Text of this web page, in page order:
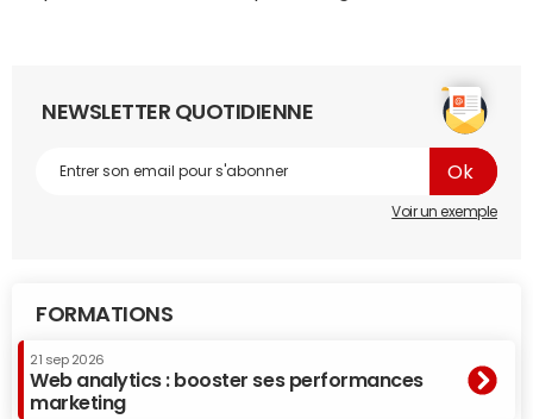
NEWSLETTER QUOTIDIENNE
Voir un exemple
FORMATIONS
21 sep 2026
Web analytics : booster ses performances
marketing